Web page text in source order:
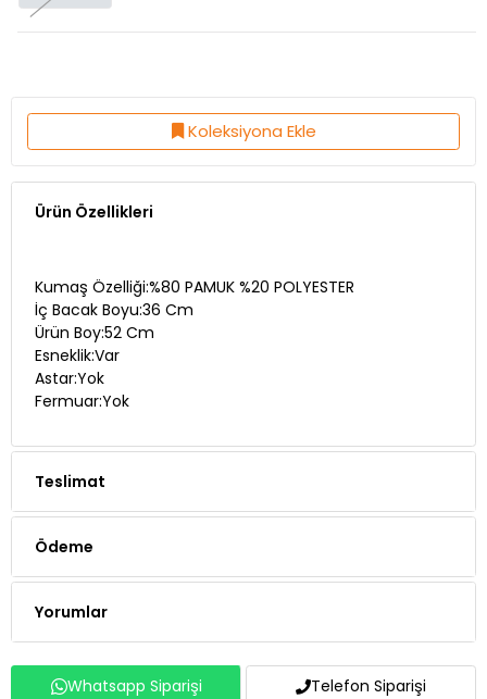
Koleksiyona Ekle
Ürün Özellikleri
Kumaş Özelliği:%80 PAMUK %20 POLYESTER
İç Bacak Boyu:36 Cm
Ürün Boy:52 Cm
Esneklik:Var
Astar:Yok
Fermuar:Yok
Teslimat
Ödeme
Yorumlar
Whatsapp Siparişi Telefon Siparişi